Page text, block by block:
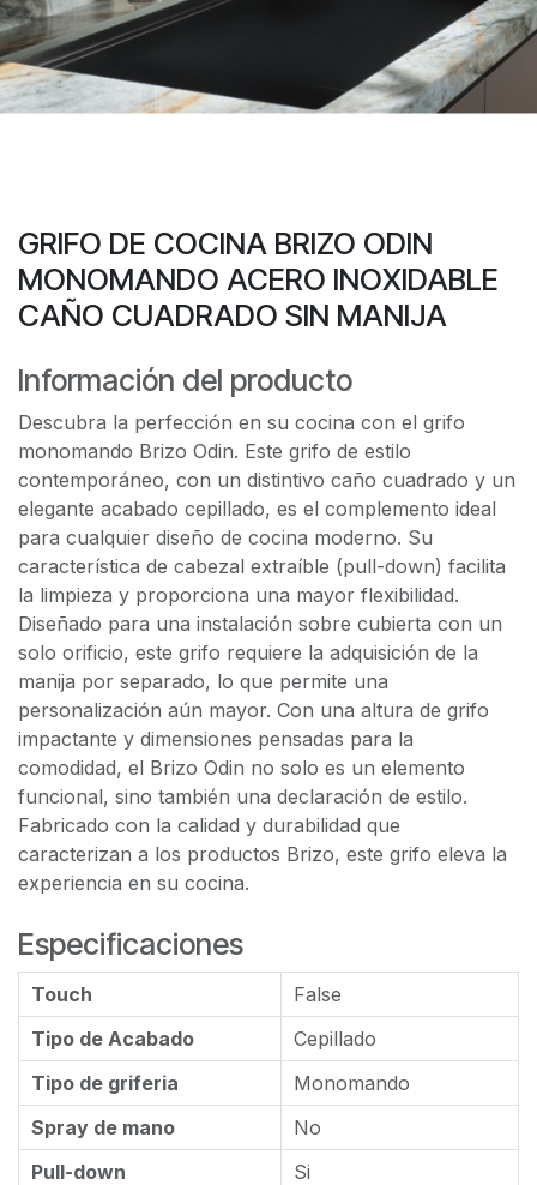
GRIFO DE COCINA BRIZO ODIN
MONOMANDO ACERO INOXIDABLE
CAÑO CUADRADO SIN MANIJA
Información del producto
Descubra la perfección en su cocina con el grifo
monomando Brizo Odin. Este grifo de estilo
contemporáneo, con un distintivo caño cuadrado y un
elegante acabado cepillado, es el complemento ideal
para cualquier diseño de cocina moderno. Su
característica de cabezal extraíble (pull-down) facilita
la limpieza y proporciona una mayor flexibilidad.
Diseñado para una instalación sobre cubierta con un
solo orificio, este grifo requiere la adquisición de la
manija por separado, lo que permite una
personalización aún mayor. Con una altura de grifo
impactante y dimensiones pensadas para la
comodidad, el Brizo Odin no solo es un elemento
funcional, sino también una declaración de estilo.
Fabricado con la calidad y durabilidad que
caracterizan a los productos Brizo, este grifo eleva la
experiencia en su cocina.
Especificaciones
Touch
False
Tipo de Acabado
Cepillado
Tipo de griferia
Monomando
Spray de mano
No
Pull-down
Si